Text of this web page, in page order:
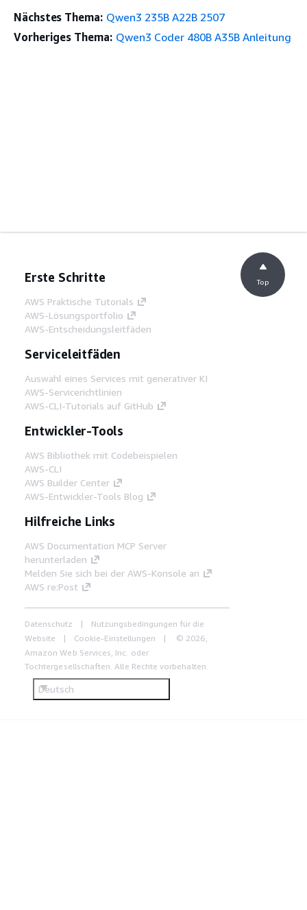
Nächstes Thema: Qwen3 235B A22B 2507
Vorheriges Thema: Qwen3 Coder 480B A35B Anleitung
Erste Schritte
AWS Praktische Tutorials
AWS-Lösungsportfolio
AWS-Entscheidungsleitfäden
Serviceleitfäden
Auswahl eines Services mit generativer KI
AWS-Servicerichtlinien
AWS-CLI-Tutorials auf GitHub
Entwickler-Tools
AWS Bibliothek mit Codebeispielen
AWS-CLI
AWS Builder Center
AWS-Entwickler-Tools Blog
Hilfreiche Links
AWS Documentation MCP Server
herunterladen
Melden Sie sich bei der AWS-Konsole an
AWS re:Post
Datenschutz
Nutzungsbedingungen für die
Website
Cookie-Einstellungen
© 2026,
Amazon Web Services, Inc. oder
Tochtergesellschaften. Alle Rechte vorbehalten.
Deutsch
Top